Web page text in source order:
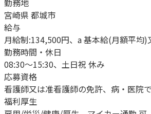
宮崎県 都城市
給与
月給制:134,500円、a 基本給(月額平均
勤務時間・休日
08:30～15:30、土日祝 休み
応募資格
看護師又は准看護師の免許、病・医院
福利厚生